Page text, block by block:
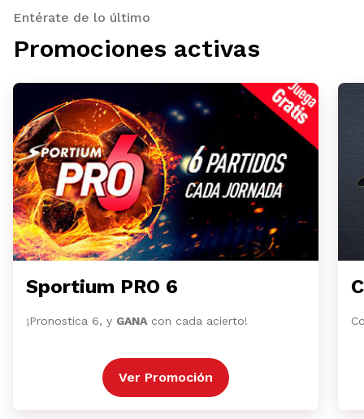
Entérate de lo último
Promociones activas
Sportium PRO 6
¡Pronostica 6, y GANA con cada acierto!
Ver Promoción